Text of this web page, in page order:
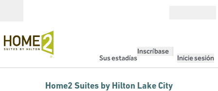
Sus estadías
Inscríbase
Inicie sesión
Home2 Suites by Hilton Lake City